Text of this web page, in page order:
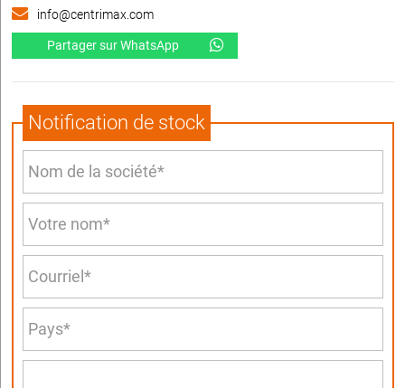
info@centrimax.com
Partager sur WhatsApp
Notification de stock